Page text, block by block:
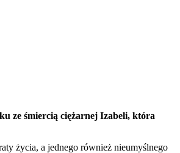
ze śmiercią ciężarnej Izabeli, która
życia, a jednego również nieumyślnego